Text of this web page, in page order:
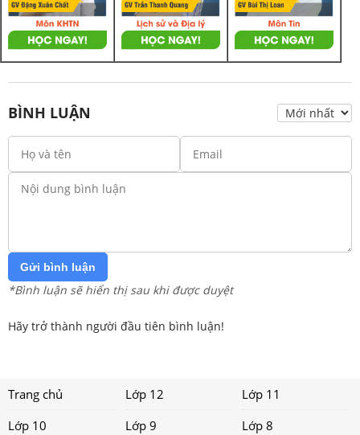
BÌNH LUẬN
Gửi bình luận
*Bình luận sẽ hiển thị sau khi được duyệt
Hãy trở thành người đầu tiên bình luận!
Trang chủ Lớp 12
Lớp 11
Lớp 10
Lớp 9
Lớp 8